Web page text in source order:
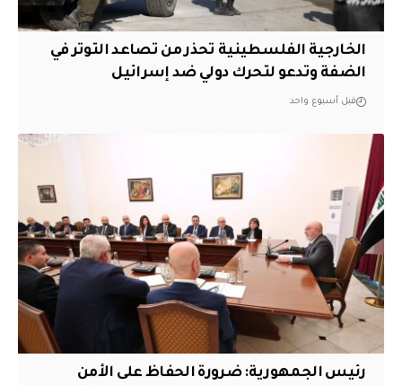
الخارجية الفلسطينية تحذر من تصاعد التوتر في
الضفة وتدعو لتحرك دولي ضد إسرائيل
قبل أسبوع واحد
رئيس الجمهورية: ضرورة الحفاظ على الأمن